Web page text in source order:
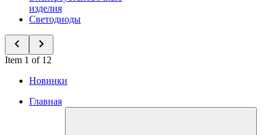
изделия
Светодиоды
Item 1 of 12
Новинки
Главная